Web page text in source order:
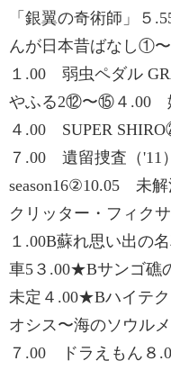
「銀翼の奇術師」
んが日本昔ばなし①
１.00 弱虫ペダル
やふる2⑫〜⑮４.00
４.00 SUPER
７.00 遺留捜査（
season16②10.05 未
クリッター・フィク
１.00B蘇れ思い出の
車5３.00★Bサンゴ礁
未定４.00★Bハイテ
オシス〜海のソウル
７.00 ドラえもん８